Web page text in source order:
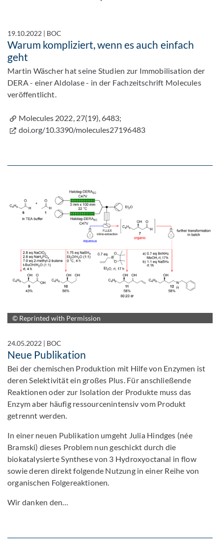
19.10.2022 | BOC
Warum kompliziert, wenn es auch einfach
geht
Martin Wäscher hat seine Studien zur Immobilisation der
DERA - einer Aldolase - in der Fachzeitschrift Molecules
veröffentlicht.
Molecules 2022, 27(19), 6483;
doi.org/10.3390/molecules27196483
© Reprinted with Permission
24.05.2022 | BOC
Neue Publikation
Bei der chemischen Produktion mit Hilfe von Enzymen ist
deren Selektivität ein großes Plus. Für anschließende
Reaktionen oder zur Isolation der Produkte muss das
Enzym aber häufig ressourcenintensiv vom Produkt
getrennt werden.
In einer neuen Publikation umgeht Julia Hindges (née
Bramski) dieses Problem nun geschickt durch die
biokatalysierte Synthese von 3 Hydroxyoctanal in flow
sowie deren direkt folgende Nutzung in einer Reihe von
organischen Folgereaktionen.
Wir danken den…